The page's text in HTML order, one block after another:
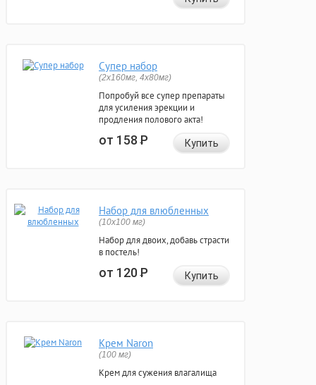
Супер набор
(2х160мг, 4х80мг)
Попробуй все супер препараты
для усиления эрекции и
продления полового акта!
от 158Р Купить
Набор для влюбленных
(10х100 мг)
Набор для двоих, добавь страсти
в постель!
от 120Р Купить
Крем Naron
(100 мг)
Крем для сужения влагалища